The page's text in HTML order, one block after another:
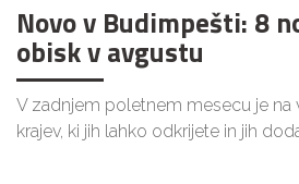
Novo v Budimpešti: 8
obisk v avgustu
V zadnjem poletnem mesecu je na
krajev, ki jih lahko odkrijete in jih